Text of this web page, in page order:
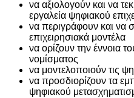
να αξιολογούν και να
εργαλεία ψηφιακού
να περιγράφουν και να
επιχειρησιακά μοντέλα
να ορίζουν την έννοια
νομίσματος
να μοντελοποιούν τις
να προσδιορίζουν τα
ψηφιακού